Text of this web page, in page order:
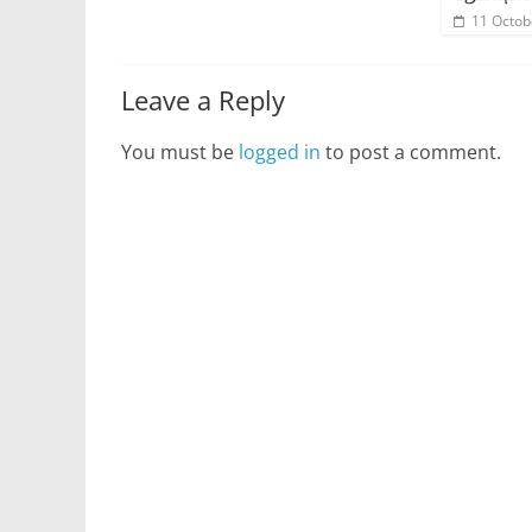
11
Leave a Reply
You must be logged in to post a comment.